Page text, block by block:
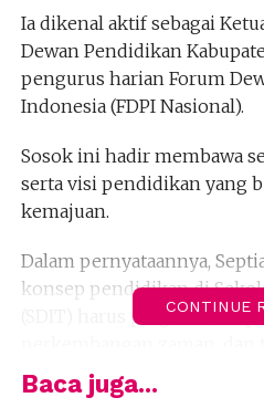
Ia dikenal aktif sebagai
Dewan Pendidikan
pengurus harian Forum
Indonesia (FDPI Nasional).
Sosok ini hadir membawa
serta visi pendidikan yang
kemajuan.
Dalam pernyataannya,
konsep pendidikan di
(SDIT) harus progresif,
nilai-nilai agama.
CONTINUE
Baca juga...